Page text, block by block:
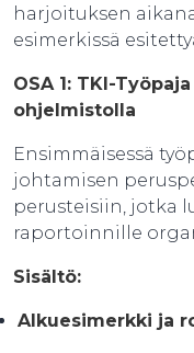
harjoituksen
esimerkissä
OSA 1: TKI-
ohjelmistolla
Ensimmäisessä
johtamisen
perusteisiin, jotka
raportoinnille
Sisältö:
Alkuesimerkki ja